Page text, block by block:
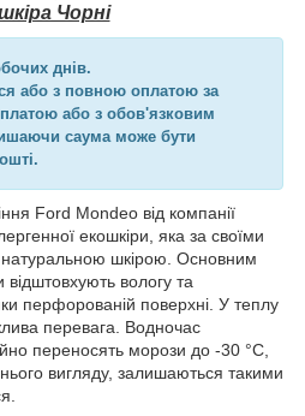
Чорні
днів.
або з повною оплатою за
або з обов'язковим
саума може бути
Ford Mondeo від компанії
екошкіри, яка за своїми
натуральною шкірою. Основним
вологу та
перфорованій поверхні. У теплу
перевага. Водночас
переносять морози до -30 °C,
вигляду, залишаються такими